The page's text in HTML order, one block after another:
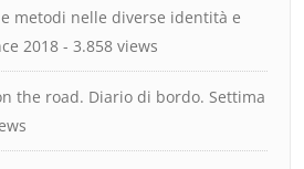
metodi nelle diverse identità e
2018 - 3.858 views
the road. Diario di bordo. Settima